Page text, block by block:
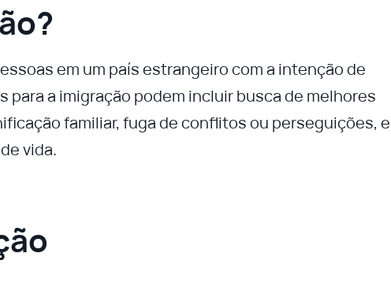
em um país estrangeiro com a intenção de
para a imigração podem incluir busca de melhores
familiar, fuga de conflitos ou perseguições, e
vida.